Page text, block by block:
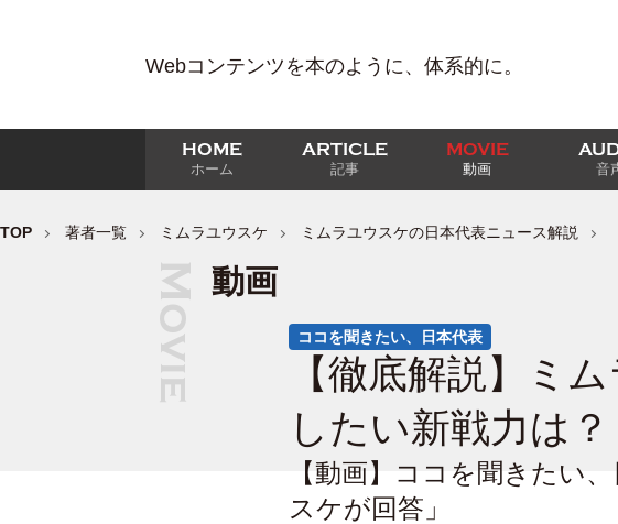
Webコンテンツを本のように、体系的に。
HOME
ホーム
ARTICLE
記事
MOVIE
動画 音
TOP 著者一覧 ミムラユウスケ ミムラユウスケの日本代表ニュース解説
動画
ココを聞きたい、日本代表
【徹底解説】ミ
したい新戦力は？
【動画】ココを聞きたい
スケが回答」